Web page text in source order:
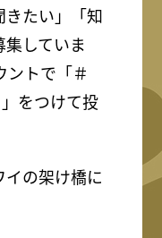
たい」「知
していま
ントで「＃
をつけて投
の架け橋に